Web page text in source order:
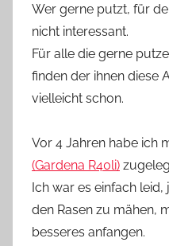
Wer gerne putzt, für
nicht interessant.
Für alle die gerne
finden der ihnen diese
vielleicht schon.
Vor 4 Jahren habe ich
(Gardena R40li)
Ich war es einfach
den Rasen zu mähen,
besseres anfangen.